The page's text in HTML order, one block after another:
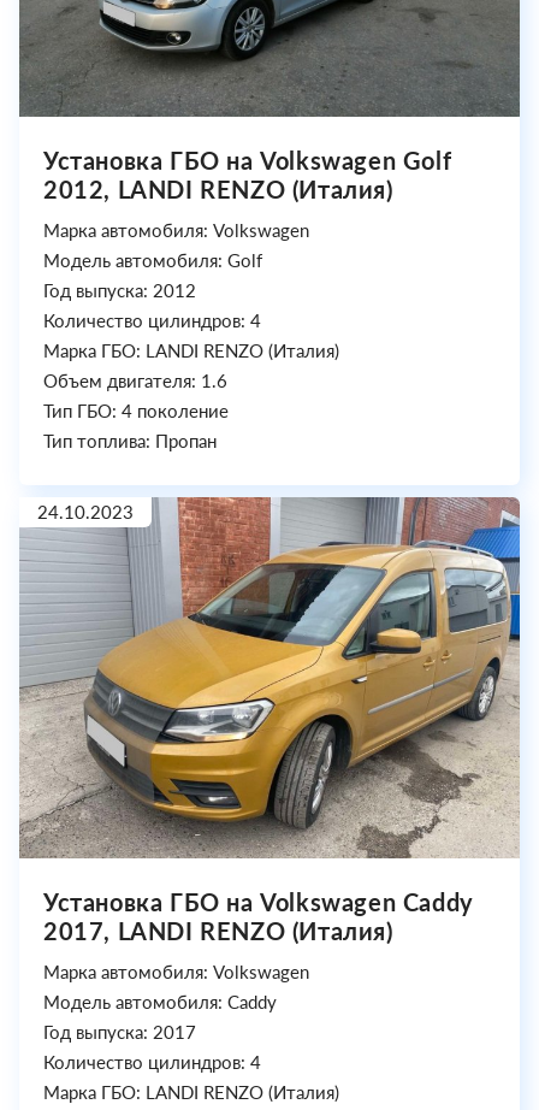
Установка ГБО на Volkswagen Golf
2012, LANDI RENZO (Италия)
Марка автомобиля: Volkswagen
Модель автомобиля: Golf
Год выпуска: 2012
Количество цилиндров: 4
Марка ГБО: LANDI RENZO (Италия)
Объем двигателя: 1.6
Тип ГБО: 4 поколение
Тип топлива: Пропан
24.10.2023
Установка ГБО на Volkswagen Caddy
2017, LANDI RENZO (Италия)
Марка автомобиля: Volkswagen
Модель автомобиля: Caddy
Год выпуска: 2017
Количество цилиндров: 4
Марка ГБО: LANDI RENZO (Италия)